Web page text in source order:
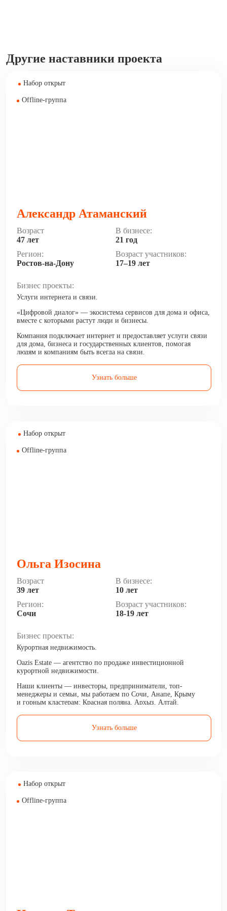
Другие наставники проекта
Набор открыт
Offline-группа
Александр Атаманский
Возраст
47 лет
В бизнесе:
21 год
Регион:
Ростов-на-Дону
Возраст участников:
17–19 лет
Бизнес проекты:
Услуги интернета и связи.
«Цифровой диалог» — экосистема сервисов для дома и офиса,
вместе с которыми растут люди и бизнесы.
Компания подключает интернет и предоставляет услуги связи
для дома, бизнеса и государственных клиентов, помогая
людям и компаниям быть всегда на связи.
Узнать больше
Набор открыт
Offline-группа
Ольга Изосина
Возраст
39 лет
В бизнесе:
10 лет
Регион:
Сочи
Возраст участников:
18-19 лет
Бизнес проекты:
Курортная недвижимость.
Oazis Estate — агентство по продаже инвестиционной
курортной недвижимости.
Наши клиенты — инвесторы, предприниматели, топ-
менеджеры и семьи, мы работаем по Сочи, Анапе, Крыму
и горным кластерам: Красная поляна, Архыз, Алтай.
и доход.
Узнать больше
Набор открыт
Offline-группа